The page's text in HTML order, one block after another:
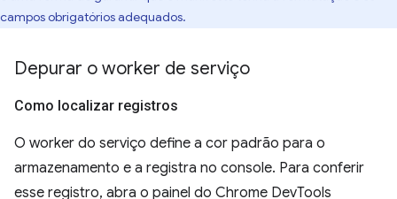
campos obrigatórios adequados.
Depurar o worker de serviço
Como localizar registros
O worker do serviço define a cor padrão para o
armazenamento e a registra no console. Para conferir
esse registro, abra o painel do Chrome DevTools